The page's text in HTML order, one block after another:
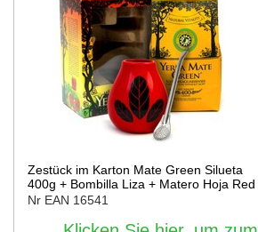
Zestück im Karton Mate Green Silueta
400g + Bombilla Liza + Matero Hoja Red
Nr EAN 16541